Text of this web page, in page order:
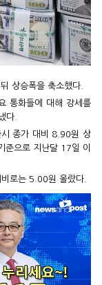
상승폭을 축소했다.
통화들에 대해 강세를
다.
시 종가 대비 8.90원 상
으로 지난달 17일 이
로는 5.00원 올랐다.